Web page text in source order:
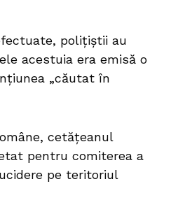
polițiștii au
acestuia era emisă o
„căutat în
cetățeanul
pentru comiterea a
pe teritoriul